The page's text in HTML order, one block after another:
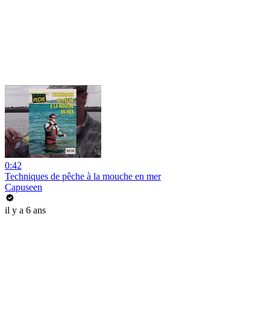
0:42
Techniques de pêche à la mouche en mer
Capuseen
il y a 6 ans